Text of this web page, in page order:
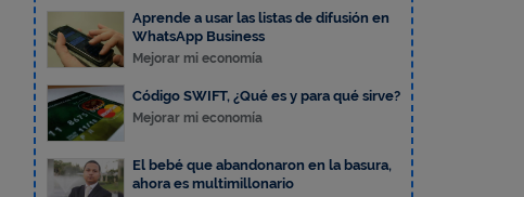
Aprende a usar las listas de difusión en
WhatsApp Business
Mejorar mi economía
Código SWIFT, ¿Qué es y para qué sirve?
Mejorar mi economía
El bebé que abandonaron en la basura,
ahora es multimillonario